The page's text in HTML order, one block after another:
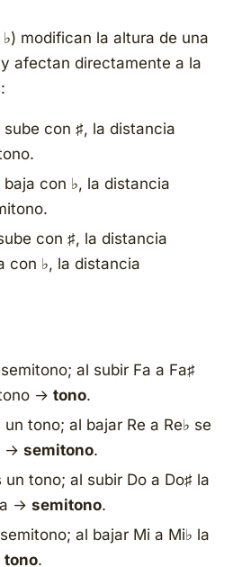
modifican la altura de una
afectan directamente a la
con ♯, la distancia
con ♭, la distancia
con ♯, la distancia
con ♭, la distancia
al subir Fa a Fa♯
→ tono.
un tono; al bajar Re a Re♭ se
→ semitono.
un tono; al subir Do a Do♯ la
→ semitono.
al bajar Mi a Mi♭ la
tono.